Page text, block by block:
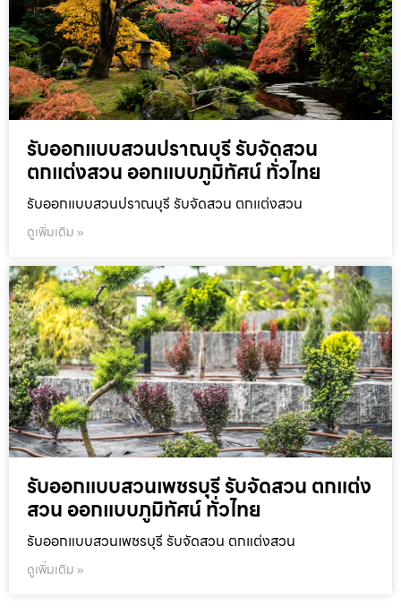
รับออกแบบสวนปราณบุรี รับจัดสวน
ตกแต่งสวน ออกแบบภูมิทัศน์ ทั่วไทย
รับออกแบบสวนปราณบุรี รับจัดสวน ตกแต่งสวน
ดูเพิ่มเติม »
รับออกแบบสวนเพชรบุรี รับจัดสวน ตกแต่ง
สวน ออกแบบภูมิทัศน์ ทั่วไทย
รับออกแบบสวนเพชรบุรี รับจัดสวน ตกแต่งสวน
ดูเพิ่มเติม »